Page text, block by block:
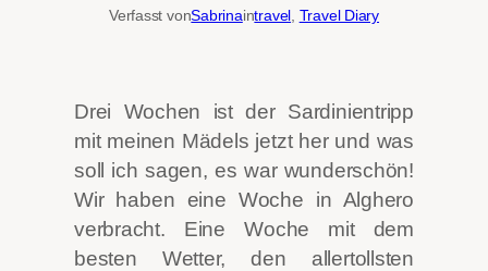
Verfasst vonSabrinaintravel Travel Diary
Drei Wochen ist der Sardinientripp
mit meinen Mädels jetzt her und was
soll ich sagen, es war wunderschön!
Wir haben eine Woche in Alghero
verbracht. Eine Woche mit dem
besten Wetter, den allertollsten